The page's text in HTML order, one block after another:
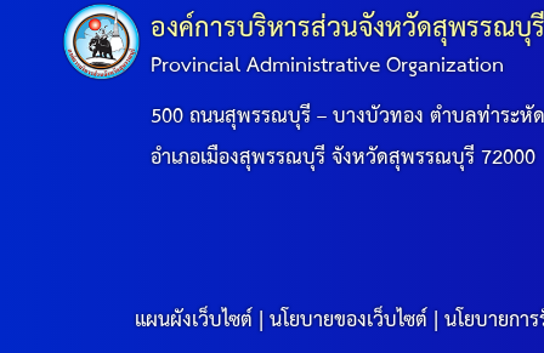
องค์การบริหารส่วนจังหวัดสุพรรณบุ
Provincial Administrative Organization
500 ถนนสุพรรณบุรี – บางบัวทอง ตำบลท่าระหั
อำเภอเมืองสุพรรณบุรี จังหวัดสุพรรณบุรี 72000
แผนผังเว็บไซต์|นโยบายของเว็บไซต์|นโยบายกา